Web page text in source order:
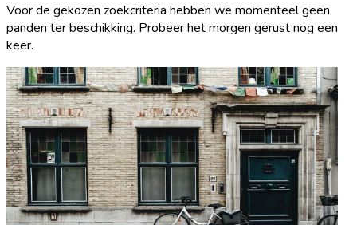
Voor de gekozen zoekcriteria hebben we momenteel geen
panden ter beschikking. Probeer het morgen gerust nog een
keer.